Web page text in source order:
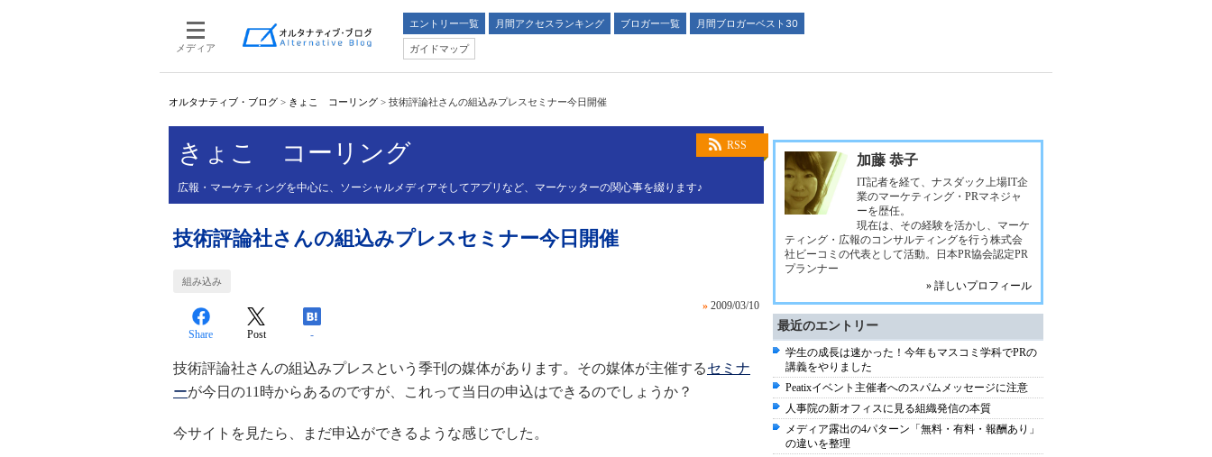
メディア
エントリー一覧 月間アクセスランキング ブロガー一覧
月間ブロガーベスト30
ガイドマップ
オルタナティブ・ブログ > きょこ コーリング > 技術評論社さんの組込みプレスセミナー今日開催
RSS
きょこ コーリング
広報・マーケティングを中心に、ソーシャルメディアそしてアプリなど、マーケッターの関心事を綴ります♪
技術評論社さんの組込みプレスセミナー今日開催
組み込み
» 2009/03/10
Share Post -
技術評論社さんの組込みプレスという季刊の媒体があります。その媒体が主催するセミナ
ーが今日の11時からあるのですが、これって当日の申込はできるのでしょうか？
今サイトを見たら、まだ申込ができるような感じでした。
加藤 恭子
IT記者を経て、ナスダック上場IT企
業のマーケティング・PRマネジャ
ーを歴任。
現在は、その経験を活かし、マーケ
ティング・広報のコンサルティングを行う株式会
社ビーコミの代表として活動。日本PR協会認定PR
プランナー
» 詳しいプロフィール
最近のエントリー
学生の成長は速かった！今年もマスコミ学科でPRの
講義をやりました
Peatixイベント主催者へのスパムメッセージに注意
人事院の新オフィスに見る組織発信の本質
メディア露出の4パターン「無料・有料・報酬あり」
の違いを整理